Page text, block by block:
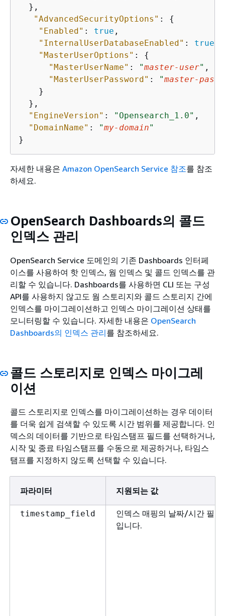
  },
"AdvancedSecurityOptions" : {
"Enabled" : true ,
"InternalUserDatabaseEnabled" : true
"MasterUserOptions" : {
"MasterUserName" : "master-user" ,
"MasterUserPassword" : "master-
    }
  },
"EngineVersion" : "Opensearch_1.0" ,
"DomainName" : "my-domain"
}
자세한 내용은 Amazon OpenSearch Service 참조를 참조
하세요.
OpenSearch Dashboards의 콜드
인덱스 관리
OpenSearch Service 도메인의 기존 Dashboards 인터페
이스를 사용하여 핫 인덱스, 웜 인덱스 및 콜드 인덱스를 관
리할 수 있습니다. Dashboards를 사용하면 CLI 또는 구성
API를 사용하지 않고도 웜 스토리지와 콜드 스토리지 간에
인덱스를 마이그레이션하고 인덱스 마이그레이션 상태를
모니터링할 수 있습니다. 자세한 내용은 OpenSearch
Dashboards의 인덱스 관리를 참조하세요.
콜드 스토리지로 인덱스 마이그레
이션
콜드 스토리지로 인덱스를 마이그레이션하는 경우 데이터
를 더욱 쉽게 검색할 수 있도록 시간 범위를 제공합니다. 인
덱스의 데이터를 기반으로 타임스탬프 필드를 선택하거나,
시작 및 종료 타임스탬프를 수동으로 제공하거나, 타임스
탬프를 지정하지 않도록 선택할 수 있습니다.
파라미터 지원되는 값
timestamp_field
인덱스 매핑의 날짜/시간 필드
입니다.